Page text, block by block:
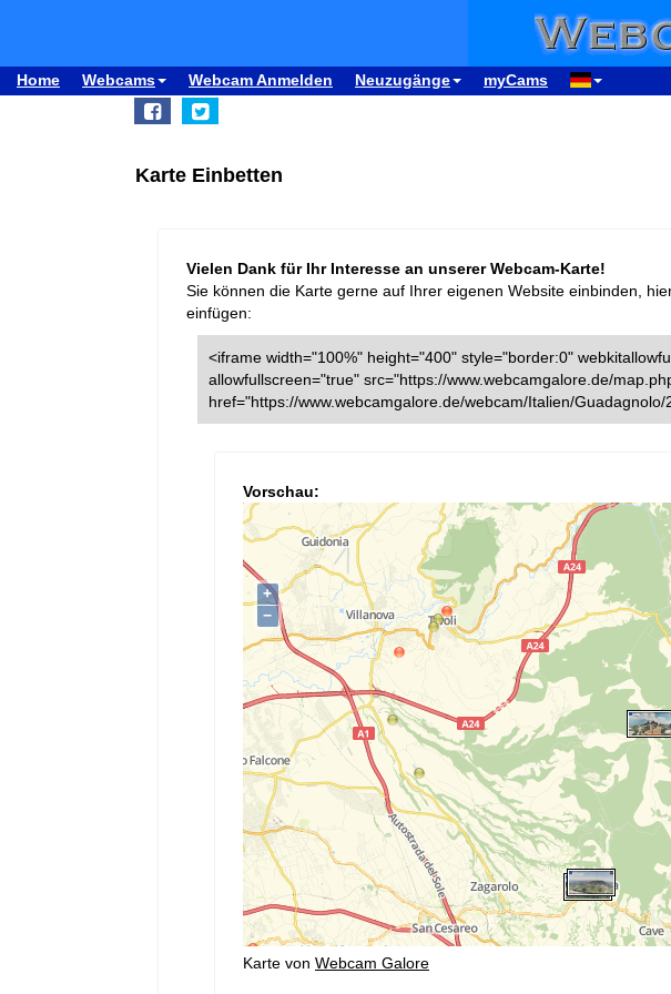
Home Webcams Webcam Anmelden Neuzugänge myCams
Karte Einbetten
Vielen Dank für Ihr Interesse an unserer Webcam-Karte!
Sie können die Karte gerne auf Ihrer eigenen Website einbinden,
einfügen:
<iframe width="100%" height="400" style="border:0"
allowfullscreen="true" src="https://www.webcamgalore.de/
href="https://www.webcamgalore.de/webcam/Italien/
Vorschau:
Karte von Webcam Galore